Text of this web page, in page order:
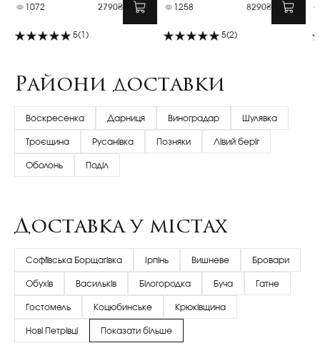
1072 2790₴
5(1)
1258 8290₴
5(2)
Райони доставки
Воскресенка Дарниця Виноградар Шулявка
Троєщина Русанівка Позняки Лівий беріг
Оболонь Поділ
Доставка у містах
Софіївська Борщагівка Ірпінь Вишневе Бровари
Обухів Васильків Білогородка Буча Гатне
Гостомель Коцюбинське Крюківщина
Нові Петрівці Показати більше